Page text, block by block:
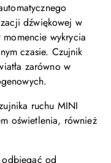
dźwiękowej w
wykrycia
czasie. Czujnik
zarówno w
ruchu MINI
oświetlenia, również
odbiegać od